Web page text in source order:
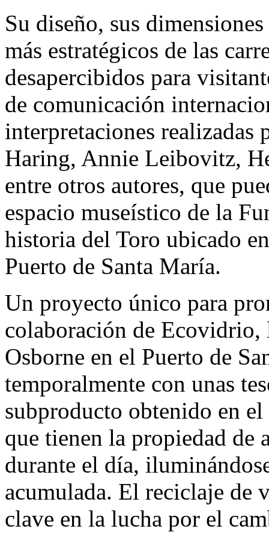
Su diseño, sus
más estratégicos de las
desapercibidos para
de comunicación
interpretaciones realizadas
Haring, Annie Leibovitz,
entre otros autores, que
espacio museístico de la
historia del Toro ubicado
Puerto de Santa María.
Un proyecto único para
colaboración de Ecovidrio,
Osborne en el Puerto de
temporalmente con unas
subproducto obtenido en
que tienen la propiedad de
durante el día,
acumulada. El reciclaje de
clave en la lucha por el